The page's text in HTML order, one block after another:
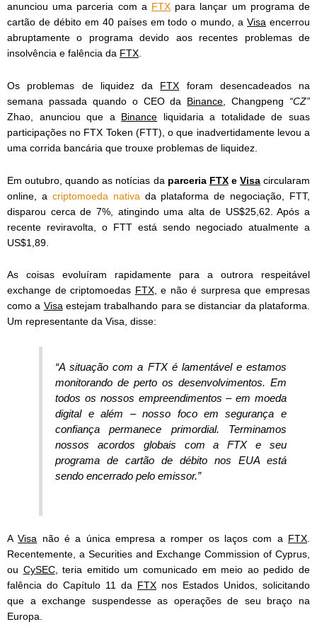
anunciou uma parceria com a FTX para lançar um programa de
cartão de débito em 40 países em todo o mundo, aVisa encerrou
abruptamente o programa devido aos recentes problemas de
insolvência e falência da FTX
Os problemas de liquidez da FTX foram desencadeados na
semana passada quando o CEO da Binance , Changpeng “CZ”
Zhao, anunciou que a Binance liquidaria a totalidade de suas
participações no FTX Token (FTT), o que inadvertidamente levou a
uma corrida bancária que trouxe problemas de liquidez.
Em outubro, quando as notícias da parceria FTXe Visacircularam
online, a criptomoeda nativa da plataforma de negociação, FTT,
disparou cerca de 7%, atingindo uma alta de US$25,62. Após a
recente reviravolta, o FTT está sendo negociado atualmente a
US$1,89.
As coisas evoluíram rapidamente para a outrora respeitável
exchange de criptomoedas FTX, e não é surpresa que empresas
como a Visaestejam trabalhando para se distanciar da plataforma.
Um representante da Visa, disse:
“A situação com a FTX é lamentável e estamos
monitorando de perto os desenvolvimentos. Em
todos os nossos empreendimentos – em moeda
digital e além – nosso foco em segurança e
confiança permanece primordial. Terminamos
nossos acordos globais com a FTX e seu
programa de cartão de débito nos EUA está
sendo encerrado pelo emissor.”
AVisa não é a única empresa a romper os laços com a FTX.
Recentemente, a Securities and Exchange Commission of Cyprus,
ou CySEC, teria emitido um comunicado em meio ao pedido de
falência do Capítulo 11 da FTX nos Estados Unidos, solicitando
que a exchange suspendesse as operações de seu braço na
Europa.